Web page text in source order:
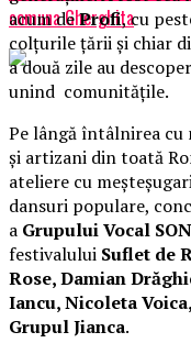
comuna Gherghita
acum deProfi, cu
colțurile țării și chiar
a două zile au
unind comunitățile.
Pe lângă întâlnirea
și artizani din toată
ateliere cu
dansuri populare,
a Grupului Vocal
festivalului Suflet de
Rose, Damian
Iancu, Nicoleta
Grupul Jianca.